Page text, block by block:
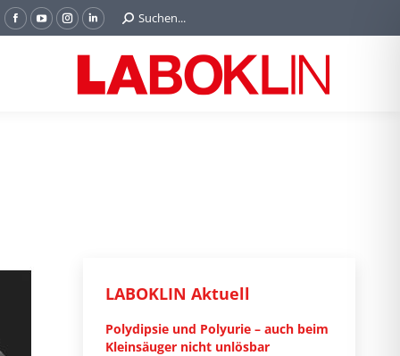
Facebook
YouTubeInstagram
page
in
Linkedin
page
opens
in
Search:
Suchen...
LABOKLIN Aktuell
Polydipsie und Polyurie – auch beim
Kleinsäuger nicht unlösbar